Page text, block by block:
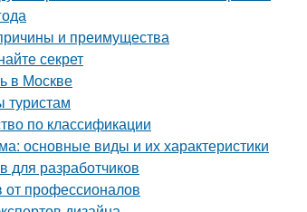
и преимущества
секрет
в Москве
туристам
по классификации
основные виды и их характеристики
для разработчиков
от профессионалов